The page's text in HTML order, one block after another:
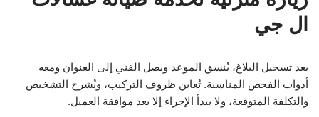
ال جي
بعد تسجيل البلاغ، يُنسق الموعد ويصل الفني إلى العنوان ومعه
أدوات الفحص المناسبة. تُعاين ظروف التركيب، ويُشرح التشخيص
والتكلفة المتوقعة، ولا يبدأ الإجراء إلا بعد موافقة العميل.